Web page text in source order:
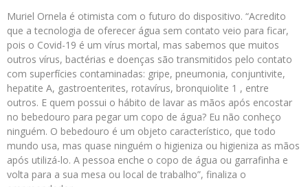
Muriel Ornela é otimista com o futuro do dispositivo. “Acredito
que a tecnologia de oferecer água sem contato veio para ficar,
pois o Covid-19 é um vírus mortal, mas sabemos que muitos
outros vírus, bactérias e doenças são transmitidos pelo contato
com superfícies contaminadas: gripe, pneumonia, conjuntivite,
hepatite A, gastroenterites, rotavírus, bronquiolite 1 , entre
outros. E quem possui o hábito de lavar as mãos após encostar
no bebedouro para pegar um copo de água? Eu não conheço
ninguém. O bebedouro é um objeto característico, que todo
mundo usa, mas quase ninguém o higieniza ou higieniza as mãos
após utilizá-lo. A pessoa enche o copo de água ou garrafinha e
volta para a sua mesa ou local de trabalho”, finaliza o